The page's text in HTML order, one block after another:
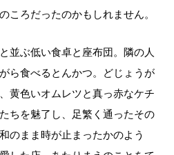
ころだったのかもしれません。
並ぶ低い食卓と座布団。隣の人
ら食べるとんかつ。どじょうが
黄色いオムレツと真っ赤なケチ
ちを魅了し、足繁く通ったその
のまま時が止まったかのよう